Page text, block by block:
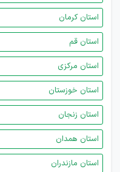
استان کرمان
استان قم
استان مرکزی
استان خوزستان
استان زنجان
استان همدان
استان مازندران